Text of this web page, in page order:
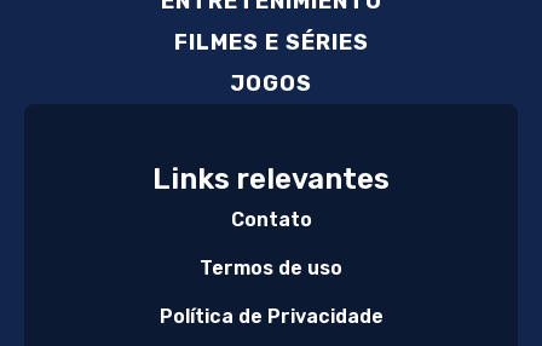
FILMES E SÉRIES
JOGOS
Links relevantes
Contato
Termos de uso
Política de Privacidade